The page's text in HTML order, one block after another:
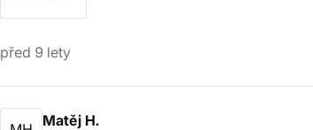
před 9 lety
Matěj H.